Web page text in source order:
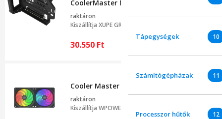
Tápegységek 10
Számítógépházak 11
Processzor hűtők 12
CoolerMaster MCA-U000C-KFVK03
raktáron
Kiszállítja XUPE GROUP
30.550 Ft
Cooler Master MasterFan SF240R ARGB
raktáron
Kiszállítja WPOWER Hungary